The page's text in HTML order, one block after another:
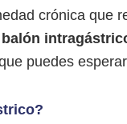
crónica que
balón
puedes